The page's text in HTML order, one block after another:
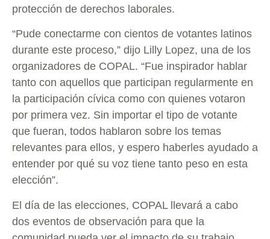
protección de derechos laborales.
“Pude conectarme con cientos de votantes latinos
durante este proceso,” dijo Lilly Lopez, una de los
organizadores de COPAL. “Fue inspirador hablar
tanto con aquellos que participan regularmente en
la participación cívica como con quienes votaron
por primera vez. Sin importar el tipo de votante
que fueran, todos hablaron sobre los temas
relevantes para ellos, y espero haberles ayudado a
entender por qué su voz tiene tanto peso en esta
elección”.
El día de las elecciones, COPAL llevará a cabo
dos eventos de observación para que la